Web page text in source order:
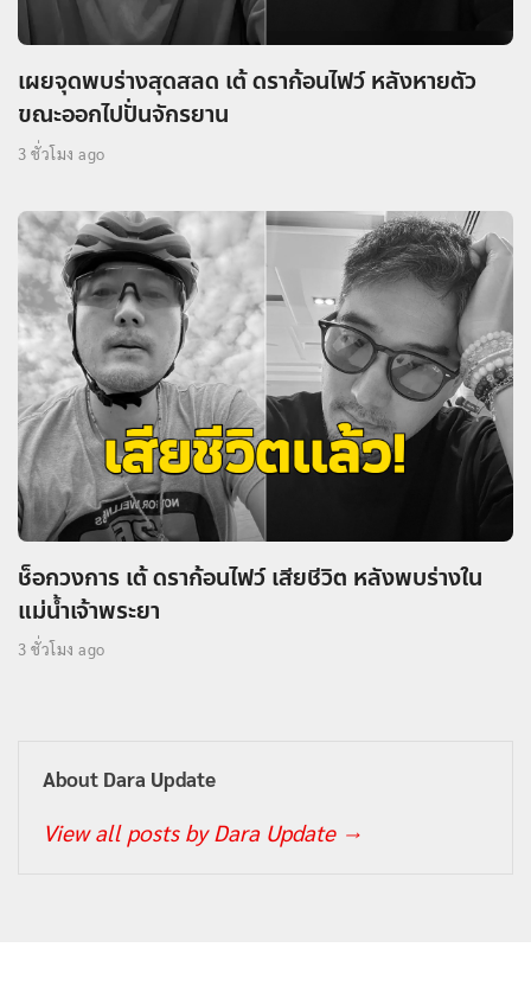
เผยจุดพบร่างสุดสลด เต้ ดราก้อนไฟว์ หลังหายตัว
ขณะออกไปปั่นจักรยาน
3 ชั่วโมง ago
ช็อกวงการ เต้ ดราก้อนไฟว์ เสียชีวิต หลังพบร่างใน
แม่น้ำเจ้าพระยา
3 ชั่วโมง ago
About Dara Update
View all posts by Dara Update →